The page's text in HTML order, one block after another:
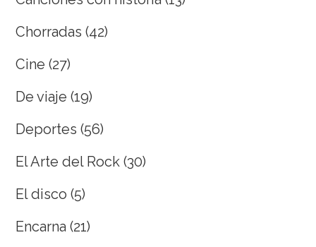
Chorradas (42)
Cine (27)
De viaje (19)
Deportes (56)
El Arte del Rock (30)
El disco (5)
Encarna (21)